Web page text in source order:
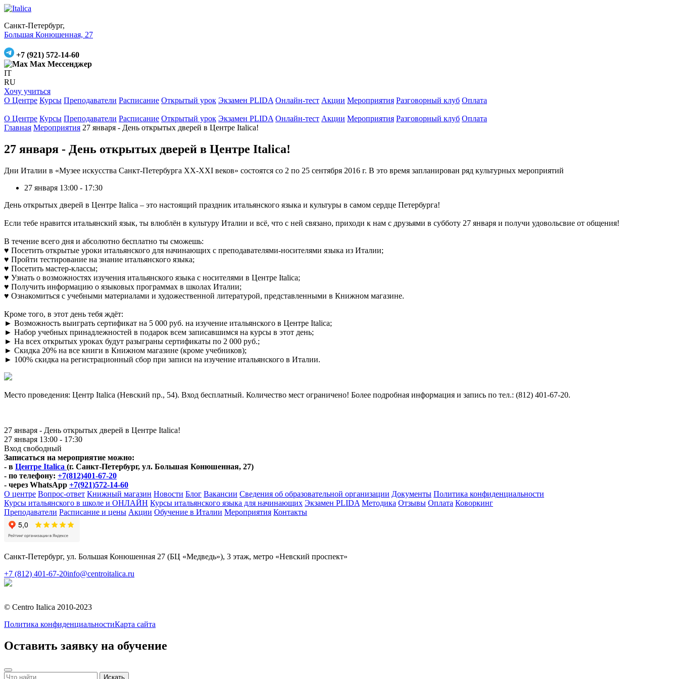
Санкт-Петербург,
Большая Конюшенная, 27
+7 (921) 572-14-60
Max Мессенджер
IT
RU
Хочу учиться
О Центре Курсы Преподаватели Расписание Открытый урок Экзамен PLIDA Онлайн-тест Акции Мероприятия Разговорный клуб Оплата
О Центре Курсы Преподаватели Расписание Открытый урок Экзамен PLIDA Онлайн-тест Акции Мероприятия Разговорный клуб Оплата
Главная Мероприятия 27 января - День открытых дверей в Центре Italica!
27 января - День открытых дверей в Центре Italica!
Дни Италии в «Музее искусства Санкт-Петербурга ХХ-ХХI веков» состоятся со 2 по 25 сентября 2016 г. В это время запланирован ряд культурных мероприятий
27 января 13:00 - 17:30
День открытых дверей в Центре Italica – это настоящий праздник итальянского языка и культуры в самом сердце Петербурга!
Если тебе нравится итальянский язык, ты влюблён в культуру Италии и всё, что с ней связано, приходи к нам с друзьями в субботу 27 января и получи удовольсвие от общения!
В течение всего дня и абсолютно бесплатно ты сможешь:
♥ Посетить открытые уроки итальянского для начинающих с преподавателями-носителями языка из Италии;
♥ Пройти тестирование на знание итальянского языка;
♥ Посетить мастер-классы;
♥ Узнать о возможностях изучения итальянского языка с носителями в Центре Italica;
♥ Получить информацию о языковых программах в школах Италии;
♥ Ознакомиться с учебными материалами и художественной литературой, представленными в Книжном магазине.
Кроме того, в этот день тебя ждёт:
► Возможность выиграть сертификат на 5 000 руб. на изучение итальянского в Центре Italica;
► Набор учебных принадлежностей в подарок всем записавшимся на курсы в этот день;
► На всех открытых уроках будут разыграны сертификаты по 2 000 руб.;
► Скидка 20% на все книги в Книжном магазине (кроме учебников);
► 100% скидка на регистрационный сбор при записи на изучение итальянского в Италии.
Место проведения: Центр Italica (Невский пр., 54). Вход бесплатный. Количество мест ограничено! Более подробная информация и запись по тел.: (812) 401-67-20.
27 января - День открытых дверей в Центре Italica!
27 января 13:00 - 17:30
Вход свободный
Записаться на мероприятие можно:
- в Центре Italica (г. Санкт-Петербург, ул. Большая Конюшенная, 27)
- по телефону: +7(812)401-67-20
- через WhatsApp +7(921)572-14-60
О центре Вопрос-ответ Книжный магазин Новости Блог Вакансии Сведения об образовательной организации Документы Политика конфиденциальности
Курсы итальянского в школе и ОНЛАЙН Курсы итальянского языка для начинающих Экзамен PLIDA Методика Отзывы Оплата Коворкинг
Преподаватели Расписание и цены Акции Обучение в Италии Мероприятия Контакты
Санкт-Петербург, ул. Большая Конюшенная 27 (БЦ «Медведь»), 3 этаж, метро «Невский проспект»
+7 (812) 401-67-20info@centroitalica.ru
© Centro Italica 2010-2023
Политика конфиденциальностиКарта сайта
Оставить заявку на обучение